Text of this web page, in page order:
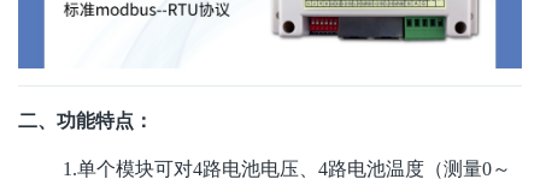
二、功能特点：
1.单个模块可对4路电池电压、4路电池温度（测量0～